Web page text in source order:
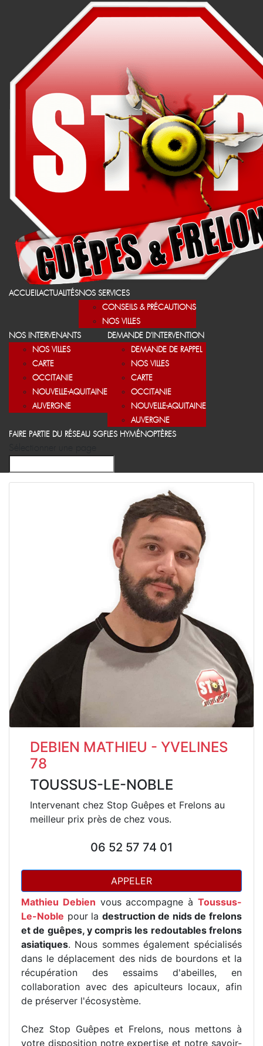
ACCUEILACTUALITÉSNOS SERVICES
CONSEILS & PRÉCAUTIONS
NOS VILLES
NOS INTERVENANTS
NOS VILLES
CARTE
OCCITANIE
NOUVELLE-AQUITAINE
AUVERGNE
DEMANDE D’INTERVENTION
DEMANDE DE RAPPEL
NOS VILLES
CARTE
OCCITANIE
NOUVELLE-AQUITAINE
AUVERGNE
FAIRE PARTIE DU RÉSEAU SGFLES HYMÉNOPTÈRES
DEBIEN MATHIEU - YVELINES
78
TOUSSUS-LE-NOBLE
Intervenant chez Stop Guêpes et Frelons au
meilleur prix près de chez vous.
06 52 57 74 01
APPELER
Mathieu Debien vous accompagne àToussus-
Le-Noble pour la destruction de nids de frelons
et de guêpes, y compris les redoutables frelons
asiatiques. Nous sommes également spécialisés
dans le déplacement des nids de bourdons et la
récupération des essaims d'abeilles, en
collaboration avec des apiculteurs locaux, afin
de préserver l'écosystème.
Chez Stop Guêpes et Frelons, nous mettons à
votre disposition notre expertise et notre savoir-